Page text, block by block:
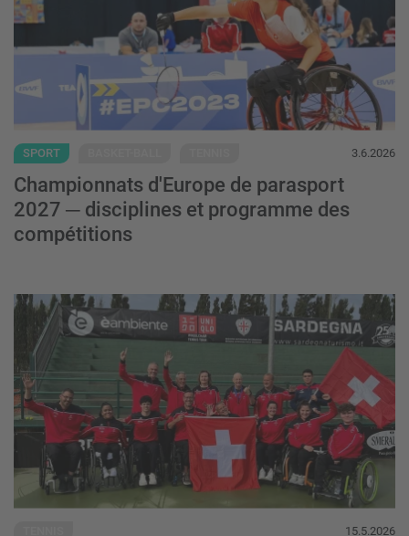
SPORT 3.6.2026
Championnats d'Europe de parasport
2027 ─ disciplines et programme des
compétitions
Les suissesses qualifiées pour les
15.5.2026